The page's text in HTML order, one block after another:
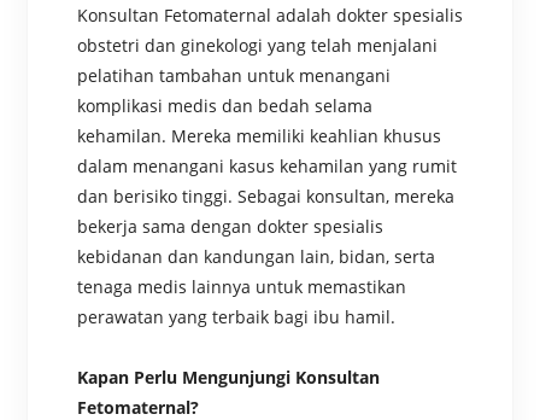
Konsultan Fetomaternal adalah dokter spesialis
obstetri dan ginekologi yang telah menjalani
pelatihan tambahan untuk menangani
komplikasi medis dan bedah selama
kehamilan. Mereka memiliki keahlian khusus
dalam menangani kasus kehamilan yang rumit
dan berisiko tinggi. Sebagai konsultan, mereka
bekerja sama dengan dokter spesialis
kebidanan dan kandungan lain, bidan, serta
tenaga medis lainnya untuk memastikan
perawatan yang terbaik bagi ibu hamil.
Kapan Perlu Mengunjungi Konsultan
Fetomaternal?